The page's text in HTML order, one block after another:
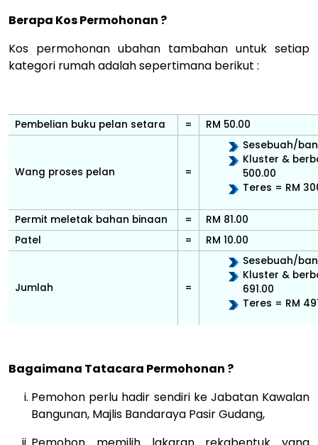
Berapa Kos Permohonan ?
Kos permohonan ubahan tambahan untuk setiap
kategori rumah adalah sepertimana berikut :
Pembelian buku pelan setara = RM 50.00
Wang proses pelan =
Sesebuah/
Kluster &
500.00
Teres = RM
Permit meletak bahan binaan =
RM 81.00
Patel
= RM 10.00
Jumlah =
Sesebuah/
Kluster &
691.00
Teres = RM
Bagaimana Tatacara Permohonan ?
Pemohon perlu hadir sendiri ke Jabatan Kawalan
Bangunan, Majlis Bandaraya Pasir Gudang,